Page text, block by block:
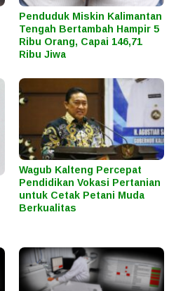
Penduduk Miskin Kalimantan
Tengah Bertambah Hampir 5
Ribu Orang, Capai 146,71
Ribu Jiwa
Wagub Kalteng Percepat
Pendidikan Vokasi Pertanian
untuk Cetak Petani Muda
Berkualitas